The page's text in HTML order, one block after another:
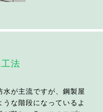
法
が主流ですが、鋼製屋
な階段になっているよ